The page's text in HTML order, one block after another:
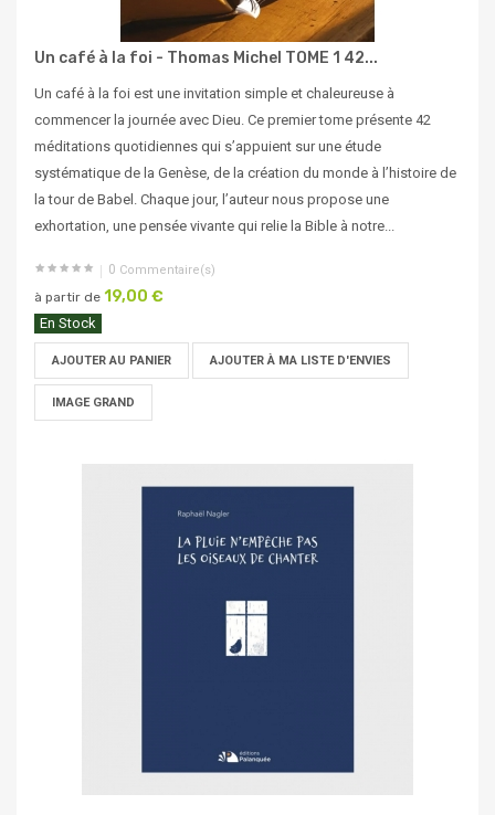
Un café à la foi - Thomas Michel TOME 1 42...
Un café à la foi est une invitation simple et chaleureuse à
commencer la journée avec Dieu. Ce premier tome présente 42
méditations quotidiennes qui s’appuient sur une étude
systématique de la Genèse, de la création du monde à l’histoire de
la tour de Babel. Chaque jour, l’auteur nous propose une
exhortation, une pensée vivante qui relie la Bible à notre...
0 Commentaire(s)
à partir de 19,00 €
En Stock
AJOUTER AU PANIER AJOUTER À MA LISTE D'ENVIES
IMAGE GRAND